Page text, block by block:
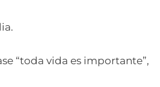
“toda vida es importante”,